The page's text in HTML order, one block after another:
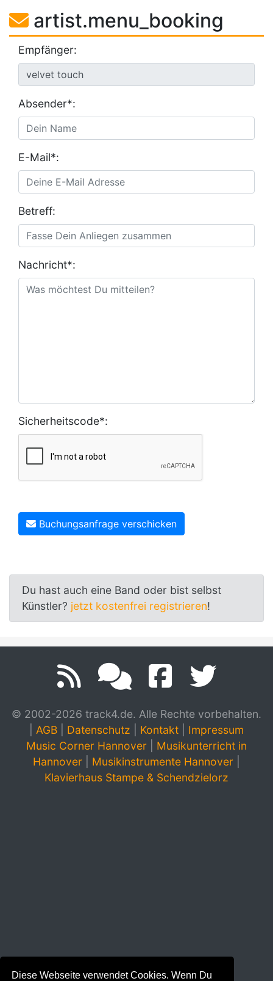
Diese Webseite verwendet Cookies. Wenn Du
artist.menu_booking
Empfänger:
Absender*:
E-Mail*:
Betreff:
Nachricht*:
Sicherheitscode*:
Buchungsanfrage verschicken
Du hast auch eine Band oder bist selbst
Künstler? jetzt kostenfrei registrieren!
© 2002-2026 track4.de. Alle Rechte vorbehalten.
AGB Datenschutz Kontakt
Impressum
Music Corner Hannover
Musikunterricht in
Hannover
Musikinstrumente Hannover
Klavierhaus Stampe & Schendzielorz